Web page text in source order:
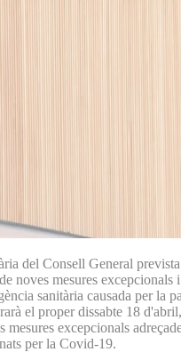
del Consell General
noves mesures excepcionals
sanitària causada per la
el proper dissabte 18
mesures excepcionals
per la Covid-19.